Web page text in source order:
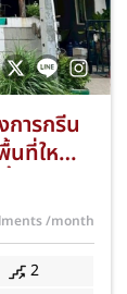
การกรีน
นที่ใหญ่
ทำเลดี
ต่อแหล่ง
มน้ำ
และ
/month
2